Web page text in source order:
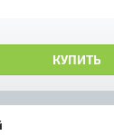
КУПИТЬ